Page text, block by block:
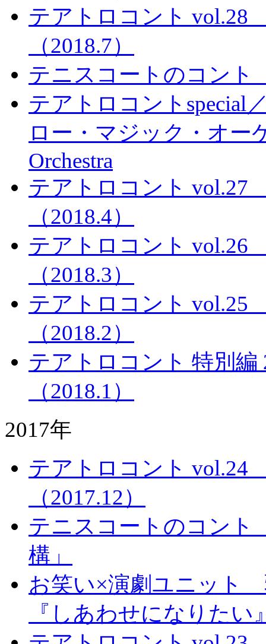
テアトロコント
（2018.7）
テニスコートのコント
テアトロコントspecial
ロー・マジック・オー
Orchestra
テアトロコント
（2018.4）
テアトロコント
（2018.3）
テアトロコント
（2018.2）
テアトロコント 特別編
（2018.1）
2017年
テアトロコント
（2017.12）
テニスコートのコント
構」
お笑い×演劇ユニット
『しあわせになりたい